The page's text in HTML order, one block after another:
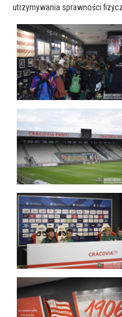
utrzymywania sprawności